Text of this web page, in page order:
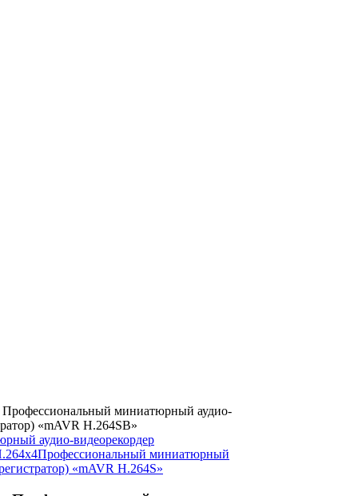
Профессиональный миниатюрный аудио-
«mAVR H.264SB»
аудио-видеорекордер
Профессиональный миниатюрный
«mAVR H.264S»